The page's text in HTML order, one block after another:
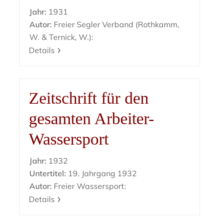
Jahr: 1931
Autor: Freier Segler Verband (Rothkamm,
W. & Ternick, W.):
Details
Zeitschrift für den
gesamten Arbeiter-
Wassersport
Jahr: 1932
Untertitel: 19. Jahrgang 1932
Autor: Freier Wassersport:
Details